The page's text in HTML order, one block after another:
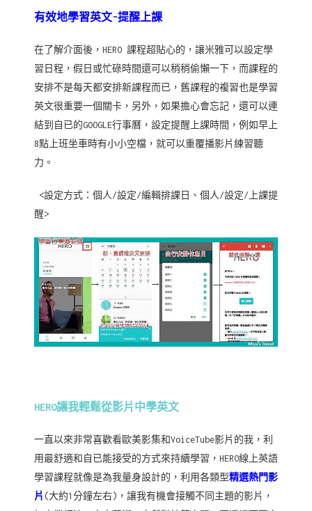
有效地學習英文-提醒上課
在了解介面後，HERO 課程超貼心的，讓米雅可以設定學
習日程，假日或忙碌時間還可以稍稍偷懶一下，而課程的
安排不是每天都安排新課程而已，舊課程的複習也是學習
英文很重要一個關卡，另外，如果擔心會忘記，還可以連
結到自已的GOOGLE行事曆，設定提醒上課時間，例如早上
8點上班坐車時有小小空檔，就可以重覆播影片練習聽
力。
<設定方式：個人/設定/編輯排課日、個人/設定/上課提
醒>
HERO讓我輕鬆從影片中學英文
一直以來非常喜歡看歐美影集和VoiceTube影片的我，利
用最舒適和自已能接受的方式來持續學習，HERO線上英語
學習課程就像是為我量身設計的，利用各類型精選熱門影
片 (大約1分鐘左右)，讓我有機會接觸不同主題的影片，